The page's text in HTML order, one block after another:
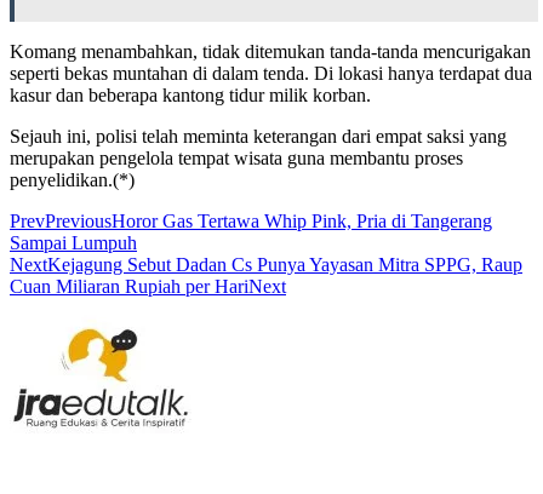
Komang menambahkan, tidak ditemukan tanda-tanda mencurigakan
seperti bekas muntahan di dalam tenda. Di lokasi hanya terdapat dua
kasur dan beberapa kantong tidur milik korban.
Sejauh ini, polisi telah meminta keterangan dari empat saksi yang
merupakan pengelola tempat wisata guna membantu proses
penyelidikan.(*)
PrevPreviousHoror Gas Tertawa Whip Pink, Pria di Tangerang
Sampai Lumpuh
NextKejagung Sebut Dadan Cs Punya Yayasan Mitra SPPG, Raup
Cuan Miliaran Rupiah per HariNext